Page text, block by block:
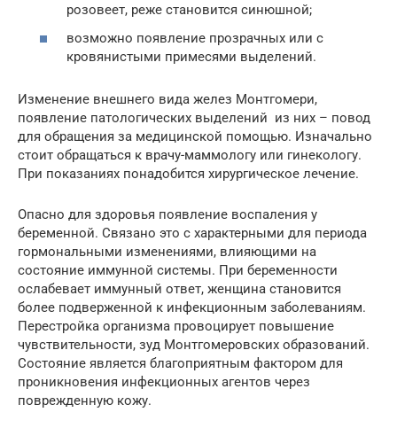
розовеет, реже становится синюшной;
возможно появление прозрачных или с
кровянистыми примесями выделений.
Изменение внешнего вида желез Монтгомери,
появление патологических выделений из них – повод
для обращения за медицинской помощью. Изначально
стоит обращаться к врачу-маммологу или гинекологу.
При показаниях понадобится хирургическое лечение.
Опасно для здоровья появление воспаления у
беременной. Связано это с характерными для периода
гормональными изменениями, влияющими на
состояние иммунной системы. При беременности
ослабевает иммунный ответ, женщина становится
более подверженной к инфекционным заболеваниям.
Перестройка организма провоцирует повышение
чувствительности, зуд Монтгомеровских образований.
Состояние является благоприятным фактором для
проникновения инфекционных агентов через
поврежденную кожу.